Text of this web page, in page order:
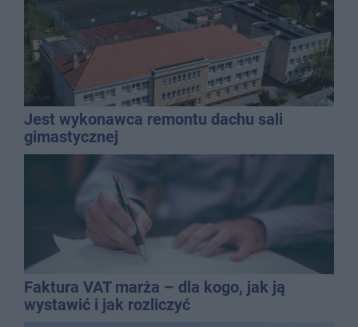
Jest wykonawca remontu dachu sali
gimastycznej
Faktura VAT marża – dla kogo, jak ją
wystawić i jak rozliczyć